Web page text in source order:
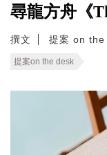
尋龍方舟《
撰文 提案 on the
提案on the desk